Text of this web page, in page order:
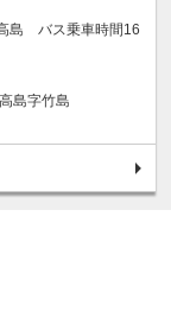
島 バス乗車時間16
島字竹島